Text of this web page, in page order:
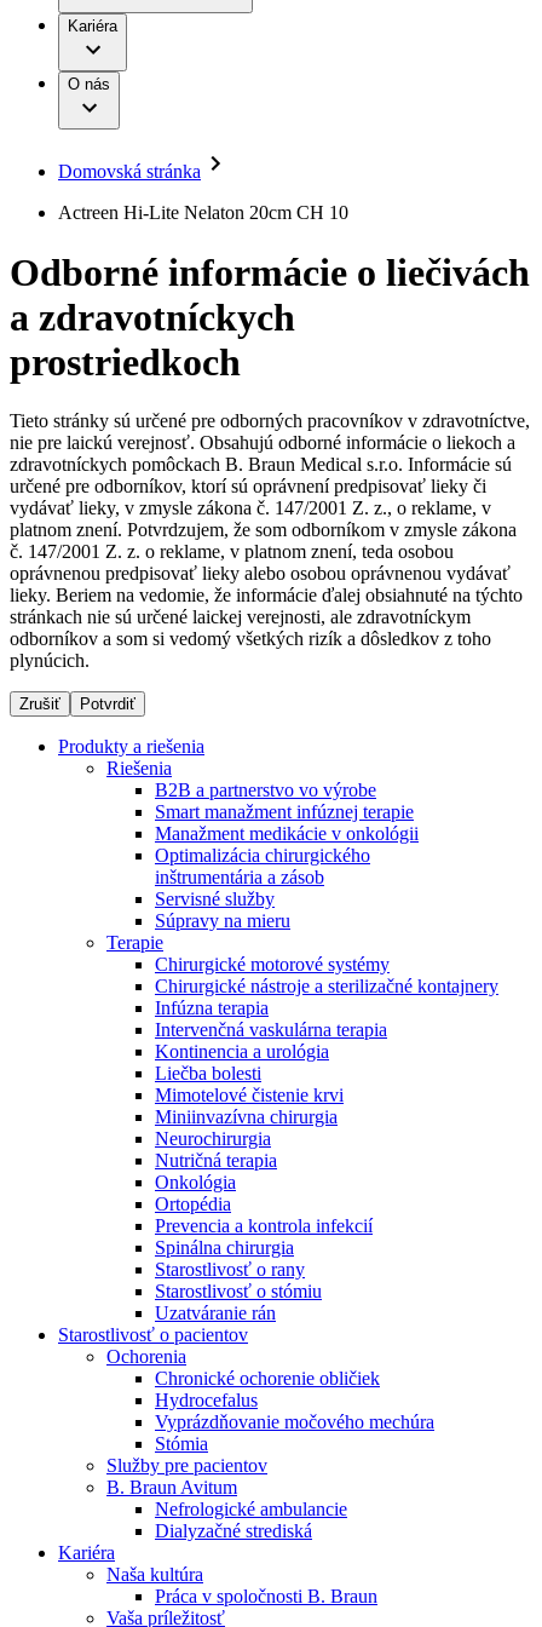
Terapie
Kontinencia a urológia
Liečba bolesti
Miniinvazívna chirurgia
Nutričná terapia
Onkológia
Ortopédia
Prevencia a kontrola infekcií
Spinálna chirurgia
Starostlivosť o rany
Uzatváranie rán
Riešenia
Terapie
Produktový katalóg​
Objavte naše produkty. ​Navštívte produktový katalóg B.
Braun​ s našim kompletným produktovým portfóliom.​
B. Braun Avitum
Ochorenia
Služby pre pacientov
Dialyzačné strediská
B. Braun Avitum poskytuje kvalitnú dialyzačnú starostlivosť
vo všetkých svojich strediskách na Slovensku. Viac
informácií nájdete na stránke jednotlivých stredísk.
Nefrologické ambulancie
V nefrologických ambulanciách prevádzkujeme poradenstvo
a prípravu pacientov k jednotlivým metódam náhrady funkcie
obličiek. Zvoľte si mesto, ktoré potrebujete a navštívte nás.
Práca a kariéra
Naša kultúra
Vaša príležitosť
Nájdite si prácu u nás​
Objavte svoje kariérne príležitosti ​v B. Braun. Vyhľadajte náš
trh práce​ pre zaujímavé pozície na Slovensku.​
Zodpovednosť
Médiá
Tlačové správy
Kontakt
Kontaktný formulár
Spoločnosť
Médiá
Kontakt
Zostaňte v dialógu s B. Braun. Kontaktujte nás.
Kariéra
O nás
Domovská stránka
Actreen Hi-Lite Nelaton 20cm CH 10
Odborné informácie o liečivách
a zdravotníckych
prostriedkoch
Tieto stránky sú určené pre odborných pracovníkov v zdravotníctve,
nie pre laickú verejnosť. Obsahujú odborné informácie o liekoch a
zdravotníckych pomôckach B. Braun Medical s.r.o. Informácie sú
určené pre odborníkov, ktorí sú oprávnení predpisovať lieky či
vydávať lieky, v zmysle zákona č. 147/2001 Z. z., o reklame, v
platnom znení. Potvrdzujem, že som odborníkom v zmysle zákona
č. 147/2001 Z. z. o reklame, v platnom znení, teda osobou
oprávnenou predpisovať lieky alebo osobou oprávnenou vydávať
lieky. Beriem na vedomie, že informácie ďalej obsiahnuté na týchto
stránkach nie sú určené laickej verejnosti, ale zdravotníckym
odborníkov a som si vedomý všetkých rizík a dôsledkov z toho
plynúcich.
Zrušiť Potvrdiť
Produkty a riešenia
Riešenia
B2B a partnerstvo vo výrobe
Smart manažment infúznej terapie
Manažment medikácie v onkológii
Optimalizácia chirurgického
inštrumentária a zásob
Servisné služby
Súpravy na mieru
Terapie
Chirurgické motorové systémy
Chirurgické nástroje a sterilizačné kontajnery
Infúzna terapia
Intervenčná vaskulárna terapia
Kontinencia a urológia
Liečba bolesti
Mimotelové čistenie krvi
Miniinvazívna chirurgia
Neurochirurgia
Nutričná terapia
Onkológia
Ortopédia
Prevencia a kontrola infekcií
Spinálna chirurgia
Starostlivosť o rany
Starostlivosť o stómiu
Uzatváranie rán
Starostlivosť o pacientov
Ochorenia
Chronické ochorenie obličiek
Hydrocefalus
Vyprázdňovanie močového mechúra
Stómia
Služby pre pacientov
B. Braun Avitum
Nefrologické ambulancie
Dialyzačné strediská
Kariéra
Naša kultúra
Práca v spoločnosti B. Braun
Vaša príležitosť